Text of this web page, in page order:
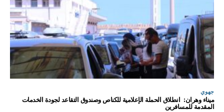
جهوي
ميناء وهران: انطلاق الحملة الإعلامية للكناص وصندوق التقاعد لجودة الخدمات
المقدمة للمسافرين